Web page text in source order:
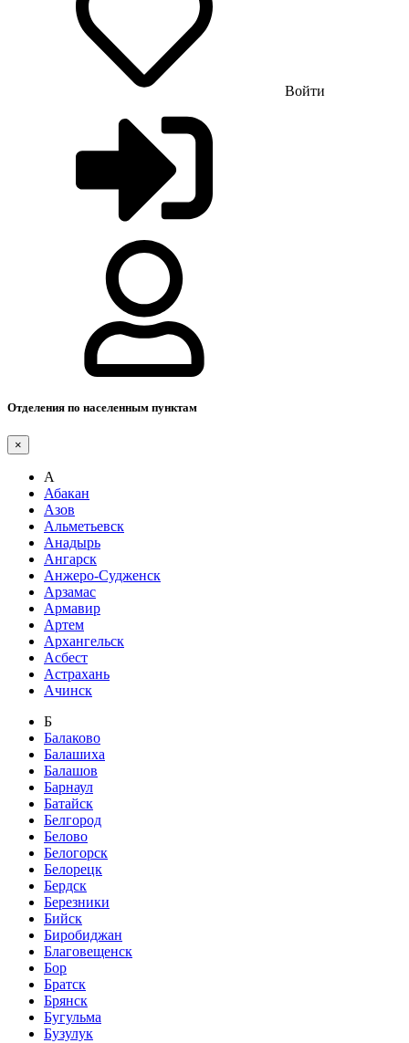
Войти
Отделения по населенным пунктам
×
А
Абакан
Азов
Альметьевск
Анадырь
Ангарск
Анжеро-Судженск
Арзамас
Армавир
Артем
Архангельск
Асбест
Астрахань
Ачинск
Б
Балаково
Балашиха
Балашов
Барнаул
Батайск
Белгород
Белово
Белогорск
Белорецк
Бердск
Березники
Бийск
Биробиджан
Благовещенск
Бор
Братск
Брянск
Бугульма
Бузулук